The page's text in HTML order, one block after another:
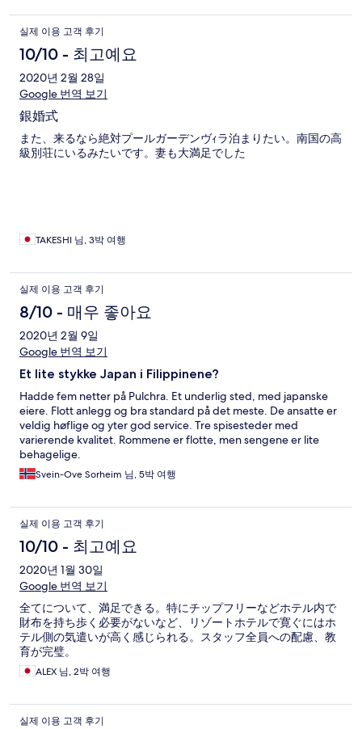
실제 이용 고객 후기
10/10 - 최고예요
2020년 2월 28일
Google 번역 보기
銀婚式
また、来るなら絶対プールガーデンヴｨラ泊まりたい。南国の高
級別荘にいるみたいです。妻も大満足でした
TAKESHI 님, 3박 여행
실제 이용 고객 후기
8/10 - 매우 좋아요
2020년 2월 9일
Google 번역 보기
Et lite stykke Japan i Filippinene?
Hadde fem netter på Pulchra. Et underlig sted, med japanske
eiere. Flott anlegg og bra standard på det meste. De ansatte er
veldig høflige og yter god service. Tre spisesteder med
varierende kvalitet. Rommene er flotte, men sengene er lite
behagelige.
Svein-Ove Sorheim 님, 5박 여행
실제 이용 고객 후기
10/10 - 최고예요
2020년 1월 30일
Google 번역 보기
全てについて、満足できる。特にチップフリーなどホテル内で
財布を持ち歩く必要がないなど、リゾートホテルで寛ぐにはホ
テル側の気遣いが高く感じられる。スタッフ全員への配慮、教
育が完璧。
ALEX 님, 2박 여행
실제 이용 고객 후기